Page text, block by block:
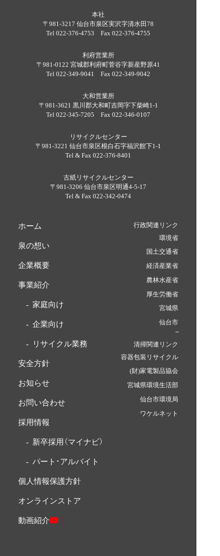
本社
〒981-3217 仙台市泉区実沢字清水田78
Tel 022-376-4753 Fax 022-376-4755
利府営業所
〒981-0122 宮城郡利府町菅谷字新産野原41
Tel 022-349-9041 Fax 022-349-9042
大和営業所
〒981-3621 黒川郡大和町吉岡字下柴崎1-1
Tel 022-345-7205 Fax 022-346-0107
リサイクルセンター
〒981-3221 仙台市泉区根白石字福沢館下1-1
Tel & Fax 022-376-8401
古紙リサイクルセンター
〒981-3206 仙台市泉区明通4-5-17
Tel & Fax 022-342-0474
ホーム
泉の想い
企業概要
事業紹介
家庭向け
企業向け
リサイクル業務
安全方針
お知らせ
お問い合わせ
採用情報
新卒採用（マイナビ）
パート・アルバイト
個人情報保護方針
オンラインストア
動画紹介
YouTube
行政関連リンク
環境省
国土交通省
経済産業省
農林水産省
厚生労働省
宮城県
仙台市
清掃関連リンク
容器包装リサイクル
(財)家電製品協会
宮城県環境生活部
仙台市環境局
ワケルネット